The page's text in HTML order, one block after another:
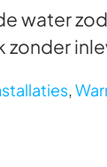
water
,